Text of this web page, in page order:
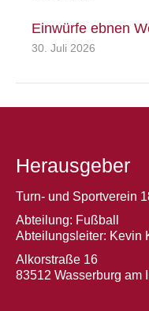
Einwürfe ebnen
30. Juli 2026
Herausgeber
Turn- und Sportverein
Abteilung: Fußball
Abteilungsleiter: Kevin
Alkorstraße 16
83512 Wasserburg am